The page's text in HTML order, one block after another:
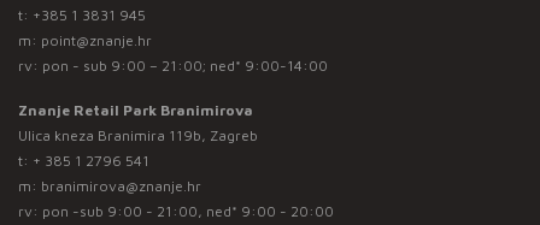
t: +385 1 3831 945
m: point@znanje.hr
rv: pon - sub 9:00 – 21:00; ned* 9:00-14:00
Znanje Retail Park Branimirova
Ulica kneza Branimira 119b, Zagreb
t: + 385 1 2796 541
m: branimirova@znanje.hr
rv: pon -sub 9:00 - 21:00, ned* 9:00 - 20:00